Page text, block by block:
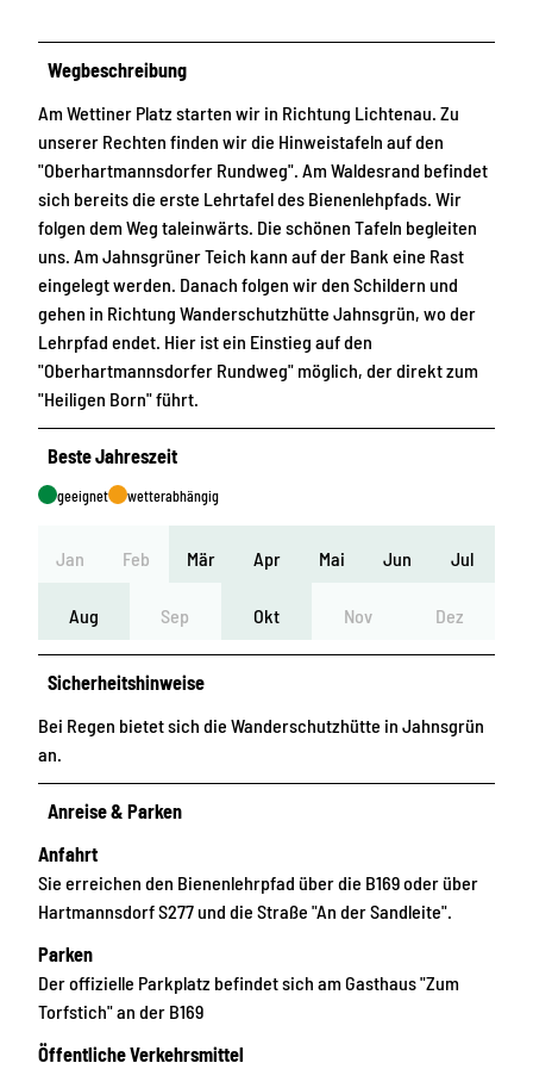
Wegbeschreibung
Am Wettiner Platz starten wir in Richtung Lichtenau. Zu
unserer Rechten finden wir die Hinweistafeln auf den
"Oberhartmannsdorfer Rundweg". Am Waldesrand befindet
sich bereits die erste Lehrtafel des Bienenlehpfads. Wir
folgen dem Weg taleinwärts. Die schönen Tafeln begleiten
uns. Am Jahnsgrüner Teich kann auf der Bank eine Rast
eingelegt werden. Danach folgen wir den Schildern und
gehen in Richtung Wanderschutzhütte Jahnsgrün, wo der
Lehrpfad endet. Hier ist ein Einstieg auf den
"Oberhartmannsdorfer Rundweg" möglich, der direkt zum
"Heiligen Born" führt.
Beste Jahreszeit
geeignet wetterabhängig
Jan Feb Mär Apr Mai Jun Jul
Aug Sep Okt Nov Dez
Sicherheitshinweise
Bei Regen bietet sich die Wanderschutzhütte in Jahnsgrün
an.
Anreise & Parken
Anfahrt
Sie erreichen den Bienenlehrpfad über die B169 oder über
Hartmannsdorf S277 und die Straße "An der Sandleite".
Parken
Der offizielle Parkplatz befindet sich am Gasthaus "Zum
Torfstich" an der B169
Öffentliche Verkehrsmittel